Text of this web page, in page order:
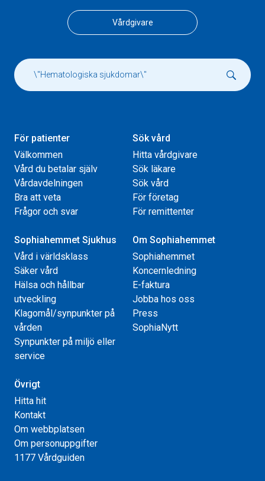
Vårdgivare
För patienter
Välkommen
Vård du betalar själv
Vårdavdelningen
Bra att veta
Frågor och svar
Sök vård
Hitta vårdgivare
Sök läkare
Sök vård
För företag
För remittenter
Sophiahemmet Sjukhus
Vård i världsklass
Säker vård
Hälsa och hållbar
utveckling
Klagomål/synpunkter på
vården
Synpunkter på miljö eller
service
Om Sophiahemmet
Sophiahemmet
Koncernledning
E-faktura
Jobba hos oss
Press
SophiaNytt
Övrigt
Hitta hit
Kontakt
Om webbplatsen
Om personuppgifter
1177 Vårdguiden